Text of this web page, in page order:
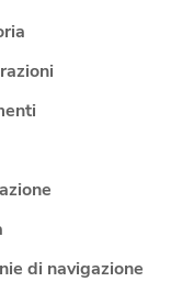
di navigazione